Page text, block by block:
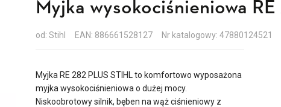
Myjka wysokociśnieniowa
od: Stihl EAN: 886661528127 Nr katalogowy: 47880124521
Myjka RE 282 PLUS STIHL to komfortowo wyposażona
myjka wysokociśnieniowa o dużej mocy.
Niskoobrotowy silnik, bęben na wąż ciśnieniowy z